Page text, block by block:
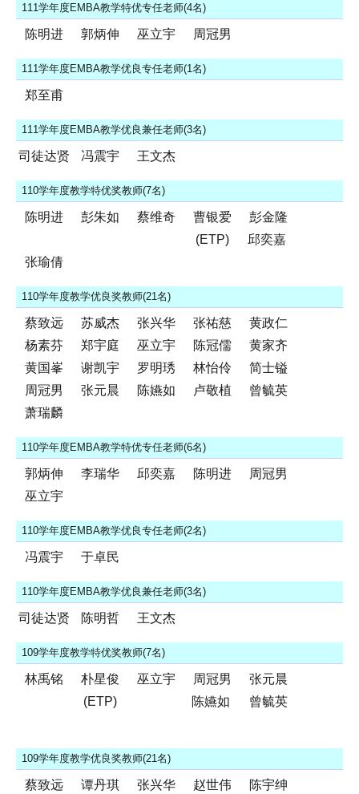
111学年度EMBA教学特优专任老师(4名)
陈明进 郭炳伸 巫立宇 周冠男
111学年度EMBA教学优良专任老师(1名)
郑至甫
111学年度EMBA教学优良兼任老师(3名)
司徒达贤 冯震宇 王文杰
110学年度教学特优奖教师(7名)
陈明进 彭朱如 蔡维奇
曹银爱
(ETP)
彭金隆
邱奕嘉
张瑜倩
110学年度教学优良奖教师(21名)
蔡致远 苏威杰 张兴华 张祐慈
黄政仁
杨素芬
郑宇庭 巫立宇 陈冠儒
黄家齐
黄国峯
谢凯宇 罗明琇 林怡伶
简士镒
周冠男
张元晨 陈嬿如 卢敬植
曾毓英
萧瑞麟
110学年度EMBA教学特优专任老师(6名)
郭炳伸 李瑞华 邱奕嘉 陈明进
周冠男
巫立宇
110学年度EMBA教学优良专任老师(2名)
冯震宇 于卓民
110学年度EMBA教学优良兼任老师(3名)
司徒达贤 陈明哲 王文杰
109学年度教学特优奖教师(7名)
林禹铭
朴星俊
(ETP)
巫立宇 周冠男
张元晨
陈嬿如
曾毓英
109学年度教学优良奖教师(21名)
蔡致远 谭丹琪 张兴华 赵世伟
陈宇绅